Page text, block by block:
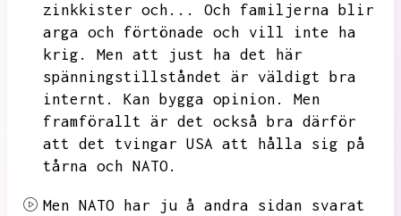
zinkkister och...
Och familjerna blir
arga och förtönade och vill inte ha
krig.
Men att just ha det här
spänningstillståndet är väldigt bra
internt.
Kan bygga opinion.
Men
framförallt är det också bra därför
att det tvingar USA att hålla sig på
tårna och NATO.
Men NATO har ju å andra sidan svarat